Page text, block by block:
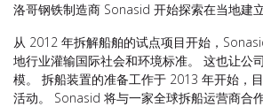
洛哥钢铁制造商 Sonasid 开始探索在当地建
从 2012 年拆解船舶的试点项目开始，
地行业灌输国际社会和环境标准。 这也让公
模。 拆船装置的准备工作于 2013 年开始，
活动。 Sonasid 将与一家全球拆船运营商合